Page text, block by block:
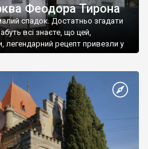
Феодора Тирона
спадок. Достатньо згадати
всі знаєте, що цей,
легендарний рецепт привезли у